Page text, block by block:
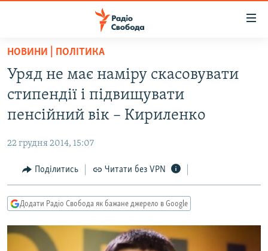
Перейти
основного
матеріалу
до
основної
навігації
Перейти
до
пошуку
ВСЕ ЗА ДОБУ
ЕКОНОМІКА
СУСПІЛЬСТВО
УКРАЇНА
РОСІЙСЬКА «ФІЛЬТРАЦІЯ»
ДОНБАС.РЕАЛІЇ
ТИ ЯК?
СХЕМИ
НОВИНИ | ПОЛІТИКА
Уряд не має наміру скасовувати
стипендії і підвищувати
пенсійний вік – Кириленко
22 грудня 2014, 15:07
Поділитись Читати без VPN
Додати Радіо Свобода як бажане джерело в Google